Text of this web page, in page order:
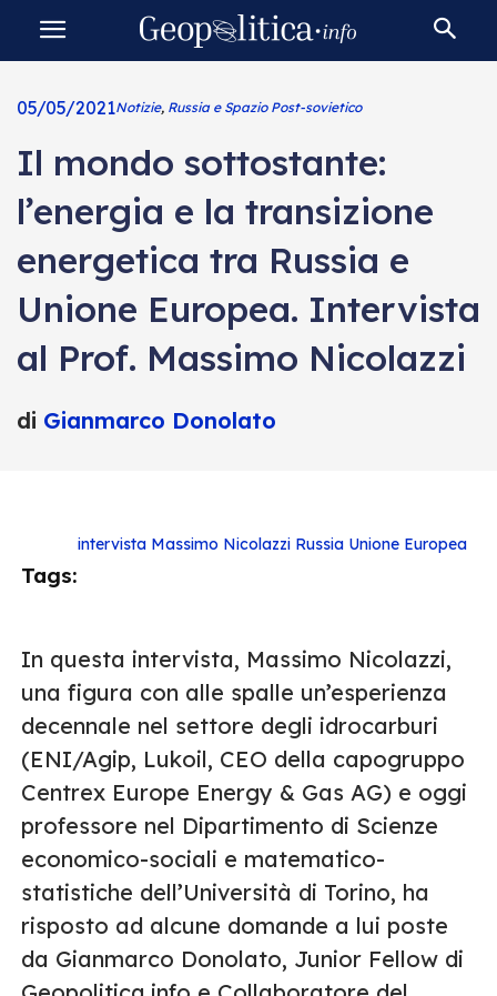
05/05/2021Notizie, Russia e Spazio Post-sovietico
Il mondo sottostante:
l’energia e la transizione
energetica tra Russia e
Unione Europea. Intervista
al Prof. Massimo Nicolazzi
di Gianmarco Donolato
Tags:
intervista Massimo Nicolazzi Russia Unione Europea
In questa intervista, Massimo Nicolazzi,
una figura con alle spalle un’esperienza
decennale nel settore degli idrocarburi
(ENI/Agip, Lukoil, CEO della capogruppo
Centrex Europe Energy & Gas AG) e oggi
professore nel Dipartimento di Scienze
economico-sociali e matematico-
statistiche dell’Università di Torino, ha
risposto ad alcune domande a lui poste
da Gianmarco Donolato, Junior Fellow di